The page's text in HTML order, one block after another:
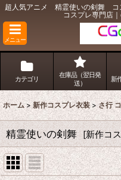
超人気アニメ 精霊使いの剣舞 コ
コスプレ専門店
メニュー
カテゴリ
在庫品（翌日発
送）
新
ホーム > 新作コスプレ衣装 > さ行
精霊使いの剣舞 [新作コ